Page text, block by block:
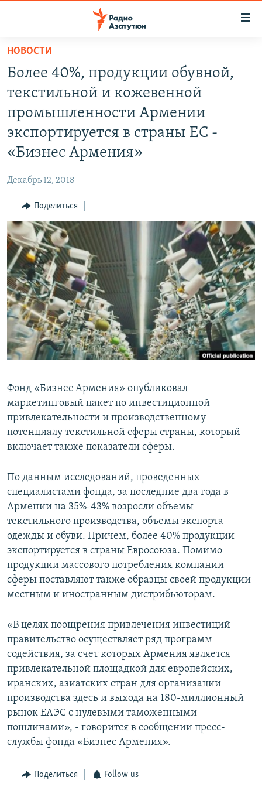
Перейти
основному
содержанию
основной
навигации
ЭКОНОМИКА
НАГОРНЫЙ КАРАБАХ
КУЛЬТУРА
СПОРТ
АРХИВ
Հայերեն
English
Русский
Все сайты Радио Азатутюн
НОВОСТИ
Более 40%, продукции обувной,
текстильной и кожевенной
промышленности Армении
экспортируется в страны ЕС -
«Бизнес Армения»
Декабрь 12, 2018
Поделиться
Фонд «Бизнес Армения» опубликовал
маркетинговый пакет по инвестиционной
привлекательности и производственному
потенциалу текстильной сферы страны, который
включает также показатели сферы.
По данным исследований, проведенных
специалистами фонда, за последние два года в
Армении на 35%-43% возросли объемы
текстильного производства, объемы экспорта
одежды и обуви. Причем, более 40% продукции
экспортируется в страны Евросоюза. Помимо
продукции массового потребления компании
сферы поставляют также образцы своей продукции
местным и иностранным дистрибьюторам.
«В целях поощрения привлечения инвестиций
правительство осуществляет ряд программ
содействия, за счет которых Армения является
привлекательной площадкой для европейских,
иранских, азиатских стран для организации
производства здесь и выхода на 180-миллионный
рынок ЕАЭС с нулевыми таможенными
пошлинами», - говорится в сообщении пресс-
службы фонда «Бизнес Армения».
Поделиться Follow us